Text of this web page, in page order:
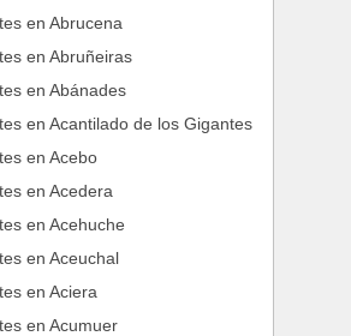
en Abrucena
en Abruñeiras
en Abánades
en Acantilado de los Gigantes
en Acebo
en Acedera
en Acehuche
en Aceuchal
en Aciera
en Acumuer